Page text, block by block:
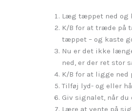
Læg tæppet ned og
K/B for at træde på
tæppet – og kaste
Nu er det ikke
ned, er der ret stor
K/B for at ligge ned
Tilføj lyd- og eller
Giv signalet, når
Lære at vente på